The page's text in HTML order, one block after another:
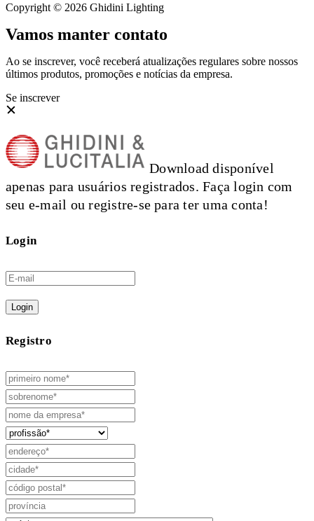
Copyright © 2026 Ghidini Lighting
Vamos manter contato
Ao se inscrever, você receberá atualizações regulares sobre nossos
últimos produtos, promoções e notícias da empresa.
Se inscrever
Download disponível
apenas para usuários registrados. Faça login com
seu e-mail ou registre-se para ter uma conta!
Login
Login
Registro